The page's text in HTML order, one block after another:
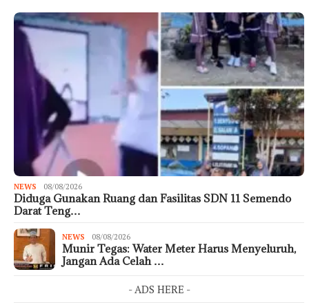
NEWS 08/08/2026
Diduga Gunakan Ruang dan Fasilitas SDN 11 Semendo
Darat Teng…
NEWS 08/08/2026
Munir Tegas: Water Meter Harus Menyeluruh,
Jangan Ada Celah …
- ADS HERE -